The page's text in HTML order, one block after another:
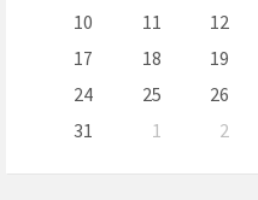
10
11 12
17
18 19
24
25 26
31
1 2
na